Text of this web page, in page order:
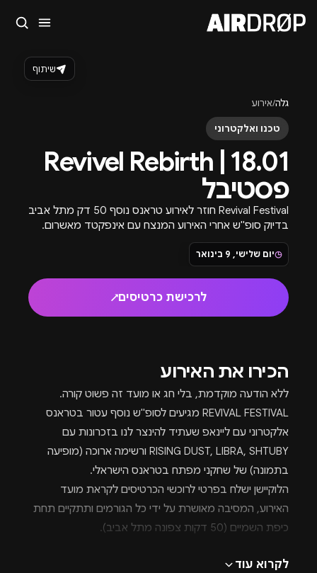
גלה/אירוע
טכנו ואלקטרוני
18.01 | Revivel Rebirth
פסטיבל
Revival Festival חוזר לאירוע טראנס נוסף 50 דק מתל אביב
בדיוק סופ"ש אחרי האירוע המנצח עם אינפקטד מאשרום.
שטובי הופעות כרטיסים ופרטים נוספים.
◷יום שלישי, 9 בינואר
לרכישת כרטיסים↗
שיתוף
הכירו את האירוע
ללא הודעה מוקדמת, בלי חג או מועד זה פשוט קורה.
REVIVAL FESTIVAL מגיעים לסופ"ש נוסף עטור בטראנס
אלקטרוני עם ליינאפ שעתיד להינצר לנו בזכרונות עם
RISING DUST, LIBRA, SHTUBY ורשימה ארוכה (מופיעה
בתמונה) של שחקני מפתח בטראנס הישראלי.
הלוקיישן ישלח בפרטי לרוכשי הכרטיסים לקראת מועד
האירוע, המסיבה מאושרת על ידי כל הגורמים ותתקיים תחת
כיפת השמיים (50 דקות צפונה מתל אביב).
הרבה שואלים אותנו מתי שטובי מופיע, קיבלתם.
לקרוא עוד
סגור